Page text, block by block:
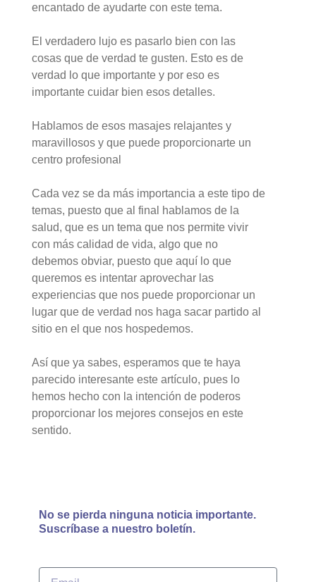
encantado de ayudarte con este tema.
El verdadero lujo es pasarlo bien con las
cosas que de verdad te gusten. Esto es de
verdad lo que importante y por eso es
importante cuidar bien esos detalles.
Hablamos de esos masajes relajantes y
maravillosos y que puede proporcionarte un
centro profesional
Cada vez se da más importancia a este tipo de
temas, puesto que al final hablamos de la
salud, que es un tema que nos permite vivir
con más calidad de vida, algo que no
debemos obviar, puesto que aquí lo que
queremos es intentar aprovechar las
experiencias que nos puede proporcionar un
lugar que de verdad nos haga sacar partido al
sitio en el que nos hospedemos.
Así que ya sabes, esperamos que te haya
parecido interesante este artículo, pues lo
hemos hecho con la intención de poderos
proporcionar los mejores consejos en este
sentido.
No se pierda ninguna noticia importante.
Suscríbase a nuestro boletín.